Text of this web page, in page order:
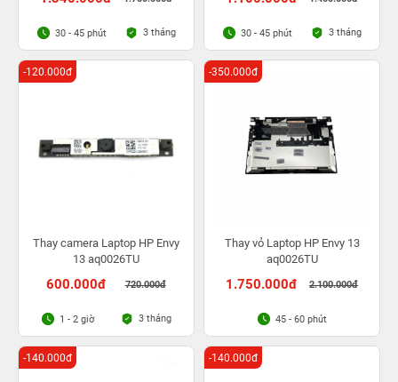
30 - 45 phút 3 tháng 30 - 45 phút 3 tháng
Thay camera Laptop HP Envy
13 aq0026TU
600.000đ 720.000đ
-120.000đ
1 - 2 giờ 3 tháng
Thay vỏ Laptop HP Envy 13
aq0026TU
1.750.000đ 2.100.000đ
-350.000đ
45 - 60 phút
-140.000đ -140.000đ